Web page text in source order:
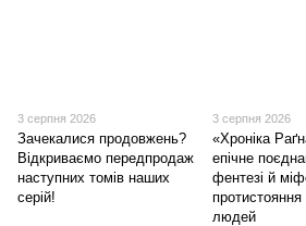
3 серпня 2026
Зачекалися продовжень?
Відкриваємо передпродаж
наступних томів наших
серій!
3 серпня 2026
«Хроніка
епічне
фентезі й
протистояння
людей